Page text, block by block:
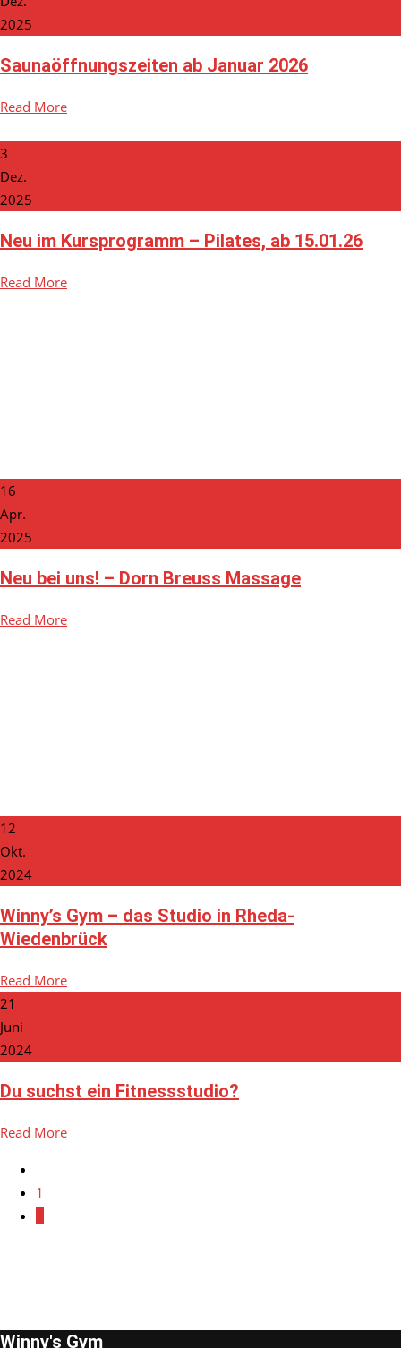
2025
Saunaöffnungszeiten ab Januar 2026
Read More
3
Dez.
2025
Neu im Kursprogramm – Pilates, ab 15.01.26
Read More
16
Apr.
2025
Neu bei uns! – Dorn Breuss Massage
Read More
12
Okt.
2024
Winny’s Gym – das Studio in Rheda-
Wiedenbrück
Read More
21
Juni
2024
Du suchst ein Fitnessstudio?
Read More
1
Winny's Gym